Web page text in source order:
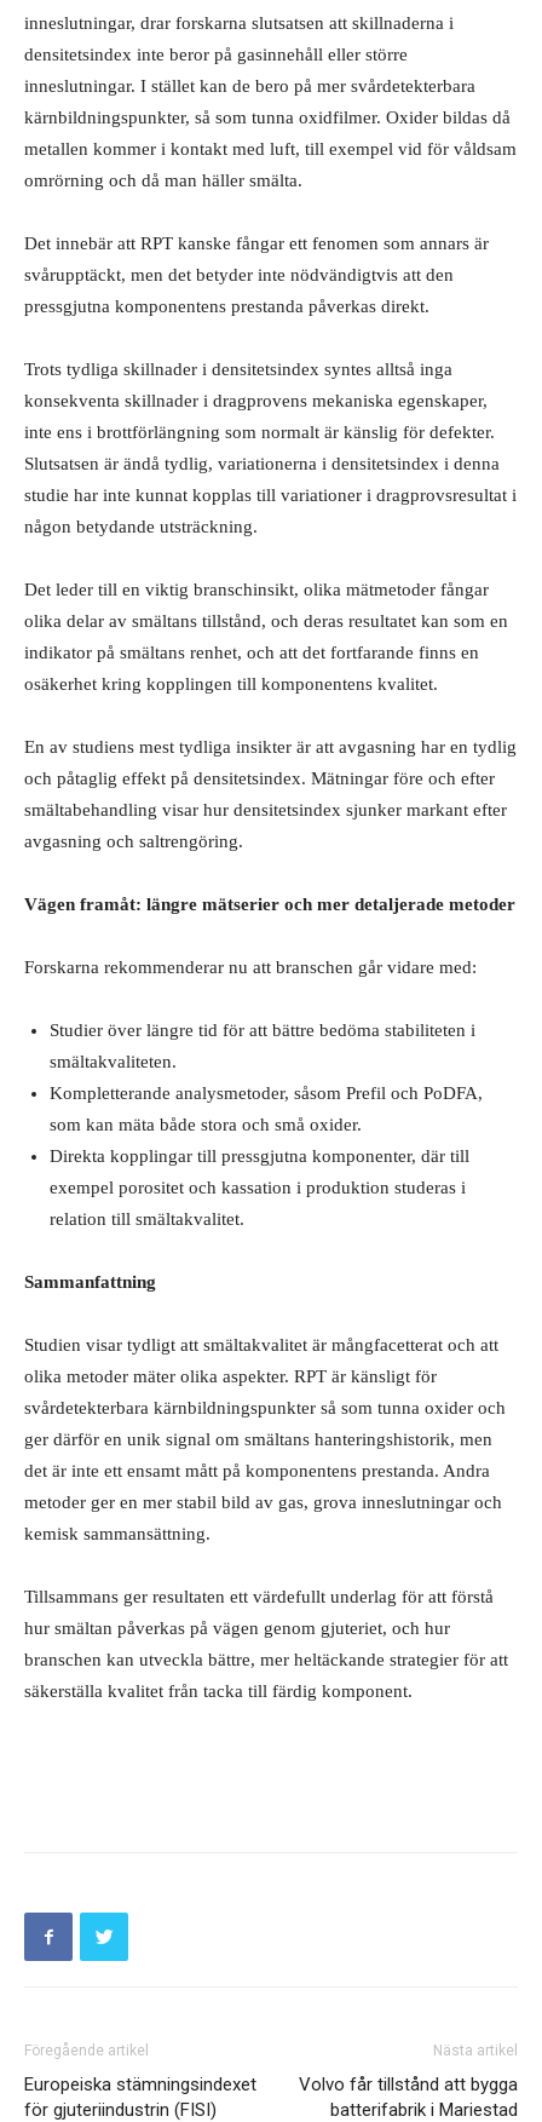
inneslutningar, drar forskarna slutsatsen att skillnaderna i
densitetsindex inte beror på gasinnehåll eller större
inneslutningar. I stället kan de bero på mer svårdetekterbara
kärnbildningspunkter, så som tunna oxidfilmer. Oxider bildas då
metallen kommer i kontakt med luft, till exempel vid för våldsam
omrörning och då man häller smälta.
Det innebär att RPT kanske fångar ett fenomen som annars är
svårupptäckt, men det betyder inte nödvändigtvis att den
pressgjutna komponentens prestanda påverkas direkt.
Trots tydliga skillnader i densitetsindex syntes alltså inga
konsekventa skillnader i dragprovens mekaniska egenskaper,
inte ens i brottförlängning som normalt är känslig för defekter.
Slutsatsen är ändå tydlig, variationerna i densitetsindex i denna
studie har inte kunnat kopplas till variationer i dragprovsresultat i
någon betydande utsträckning.
Det leder till en viktig branschinsikt, olika mätmetoder fångar
olika delar av smältans tillstånd, och deras resultatet kan som en
indikator på smältans renhet, och att det fortfarande finns en
osäkerhet kring kopplingen till komponentens kvalitet.
En av studiens mest tydliga insikter är att avgasning har en tydlig
och påtaglig effekt på densitetsindex. Mätningar före och efter
smältabehandling visar hur densitetsindex sjunker markant efter
avgasning och saltrengöring.
Vägen framåt: längre mätserier och mer detaljerade metoder
Forskarna rekommenderar nu att branschen går vidare med:
Studier över längre tid för att bättre bedöma stabiliteten i
smältakvaliteten.
Kompletterande analysmetoder, såsom Prefil och PoDFA,
som kan mäta både stora och små oxider.
Direkta kopplingar till pressgjutna komponenter, där till
exempel porositet och kassation i produktion studeras i
relation till smältakvalitet.
Sammanfattning
Studien visar tydligt att smältakvalitet är mångfacetterat och att
olika metoder mäter olika aspekter. RPT är känsligt för
svårdetekterbara kärnbildningspunkter så som tunna oxider och
ger därför en unik signal om smältans hanteringshistorik, men
det är inte ett ensamt mått på komponentens prestanda. Andra
metoder ger en mer stabil bild av gas, grova inneslutningar och
kemisk sammansättning.
Tillsammans ger resultaten ett värdefullt underlag för att förstå
hur smältan påverkas på vägen genom gjuteriet, och hur
branschen kan utveckla bättre, mer heltäckande strategier för att
säkerställa kvalitet från tacka till färdig komponent.
Föregående artikel
Europeiska stämningsindexet
för gjuteriindustrin (FISI)
Nästa artikel
Volvo får tillstånd att bygga
batterifabrik i Mariestad